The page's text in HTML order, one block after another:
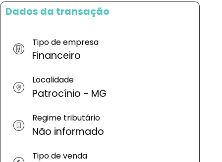
Dados da transação
Tipo de empresa
Financeiro
Localidade
Patrocínio - MG
Regime tributário
Não informado
Tipo de venda